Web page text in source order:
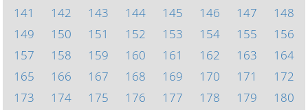
141
142 143 144 145 146 147
148
149
150 151 152 153 154 155
156
157
158 159 160 161 162 163
164
165
166 167 168 169 170 171
172
173
174 175 176 177 178 179
180